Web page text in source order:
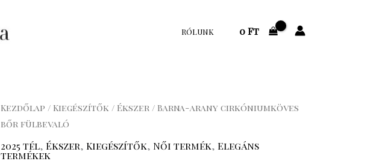
RÓLUNK 0Ft
Kezdőlap / Kiegészítők / Ékszer / Barna-arany cirkóniumköves
bőr fülbevaló
2025 tél, Ékszer, Kiegészítők, Női termék, Elegáns
termékek
Barna-
arany
cirkóniumköves
bőr